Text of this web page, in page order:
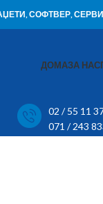
СОФТВЕР,
ДОМАЗА НАС
02 / 55 11
071 / 243